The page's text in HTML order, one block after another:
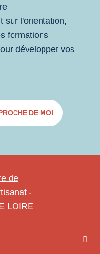
sur l'orientation,
formations
développer vos
DE MOI